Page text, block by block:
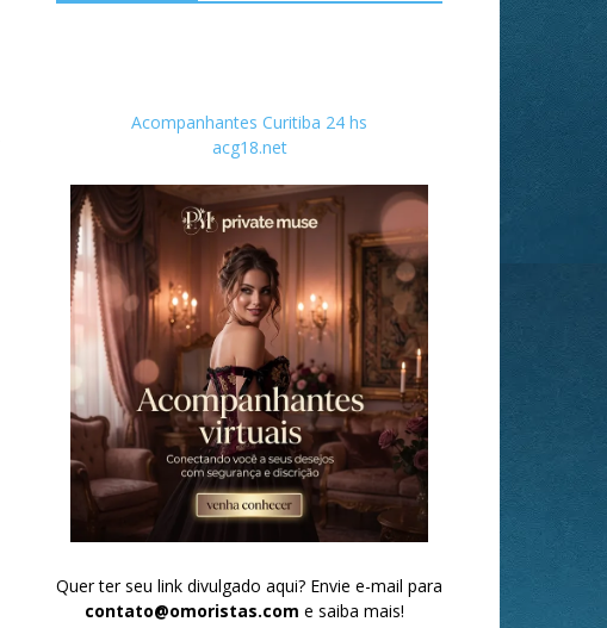
Acompanhantes Curitiba 24 hs
acg18.net
Quer ter seu link divulgado aqui? Envie e-mail para
contato@omoristas.com e saiba mais!